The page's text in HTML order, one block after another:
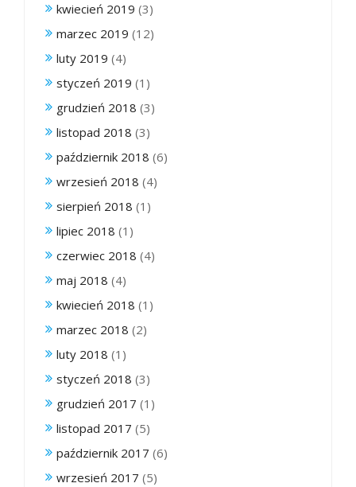
kwiecień 2019 (3)
marzec 2019 (12)
luty 2019 (4)
styczeń 2019 (1)
grudzień 2018 (3)
listopad 2018 (3)
październik 2018 (6)
wrzesień 2018 (4)
sierpień 2018 (1)
lipiec 2018 (1)
czerwiec 2018 (4)
maj 2018 (4)
kwiecień 2018 (1)
marzec 2018 (2)
luty 2018 (1)
styczeń 2018 (3)
grudzień 2017 (1)
listopad 2017 (5)
październik 2017 (6)
wrzesień 2017 (5)